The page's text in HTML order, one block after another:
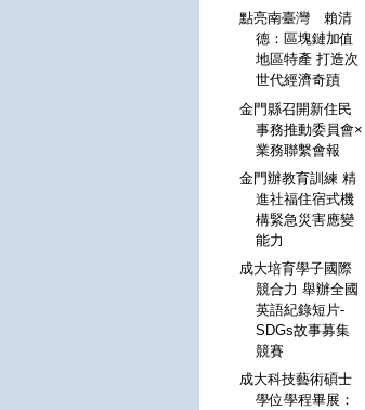
點亮南臺灣 賴清
德：區塊鏈加值
地區特產 打造次
世代經濟奇蹟
金門縣召開新住民
事務推動委員會×
業務聯繫會報
金門辦教育訓練 精
進社福住宿式機
構緊急災害應變
能力
成大培育學子國際
競合力 舉辦全國
英語紀錄短片-
SDGs故事募集
競賽
成大科技藝術碩士
學位學程畢展：